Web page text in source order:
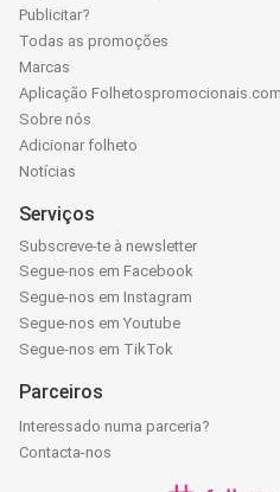
Publicitar?
Todas as promoções
Marcas
Aplicação Folhetospromocionais.com
Sobre nós
Adicionar folheto
Notícias
Serviços
Subscreve-te à newsletter
Segue-nos em Facebook
Segue-nos em Instagram
Segue-nos em Youtube
Segue-nos em TikTok
Parceiros
Interessado numa parceria?
Contacta-nos